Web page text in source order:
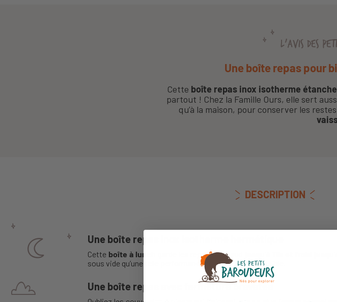
L'AVIS DES
Une boîte repas pour
Cette boîte repas inox isotherme étanche
partout ! Chez la Famille Ours, elle sert
qu’à la maison, pour conserver les
DESCRIPTION
Une boîte repas inox isotherme hermétique
Cette boîte à lunch garde les repas au chaud jusqu’à 11h et froid
sous vide qu’une telle performance thermique est possible.
Une boîte repas avec fermeture brevetée